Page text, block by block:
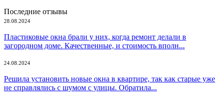
Последние отзывы
28.08.2024
Пластиковые окна брали у них, когда ремонт делали в
загородном доме. Качественные, и стоимость вполн...
24.08.2024
Решила установить новые окна в квартире, так как старые уже
не справлялись с шумом с улицы. Обратила...